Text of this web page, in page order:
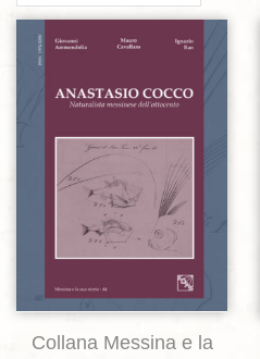
Aggiungi alla lista dei desideri
Collana Messina e la